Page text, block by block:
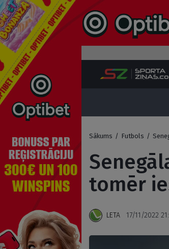
Sākums / Futbols /
tomēr
LETA 17/11/2022